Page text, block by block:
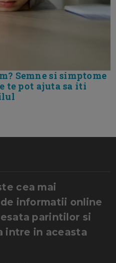
Semne si simptome
te pot ajuta sa iti
cea mai
informatii online
parintilor si
intre in aceasta